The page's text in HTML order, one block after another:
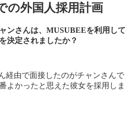
の外国人採用計画
ンさんは、MUSUBEEを利用して
決定されましたか？
経由で面接したのがチャンさんで
よかったと思えた彼女を採用しま